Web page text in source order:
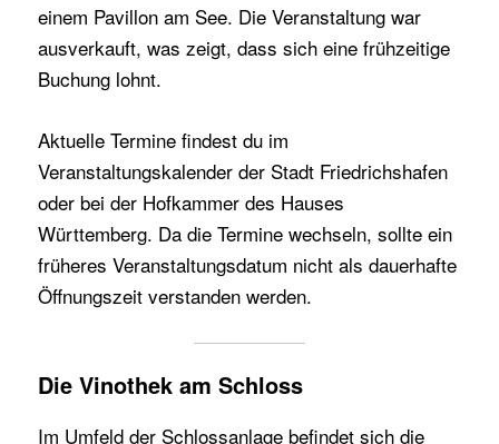
einem Pavillon am See. Die Veranstaltung war
ausverkauft, was zeigt, dass sich eine frühzeitige
Buchung lohnt.
Aktuelle Termine findest du im
Veranstaltungskalender der Stadt Friedrichshafen
oder bei der Hofkammer des Hauses
Württemberg. Da die Termine wechseln, sollte ein
früheres Veranstaltungsdatum nicht als dauerhafte
Öffnungszeit verstanden werden.
Die Vinothek am Schloss
Im Umfeld der Schlossanlage befindet sich die